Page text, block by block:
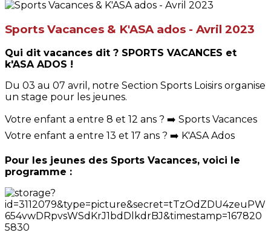
Sports Vacances & K'ASA ados - Avril 2023
Qui dit vacances dit ? SPORTS VACANCES et
k'ASA ADOS !
Du 03 au 07 avril, notre Section Sports Loisirs organise
un stage pour les jeunes.
Votre enfant a entre 8 et 12 ans ? ➡️ Sports Vacances
Votre enfant a entre 13 et 17 ans ? ➡️ K'ASA Ados
Pour les jeunes des Sports Vacances, voici le
programme :